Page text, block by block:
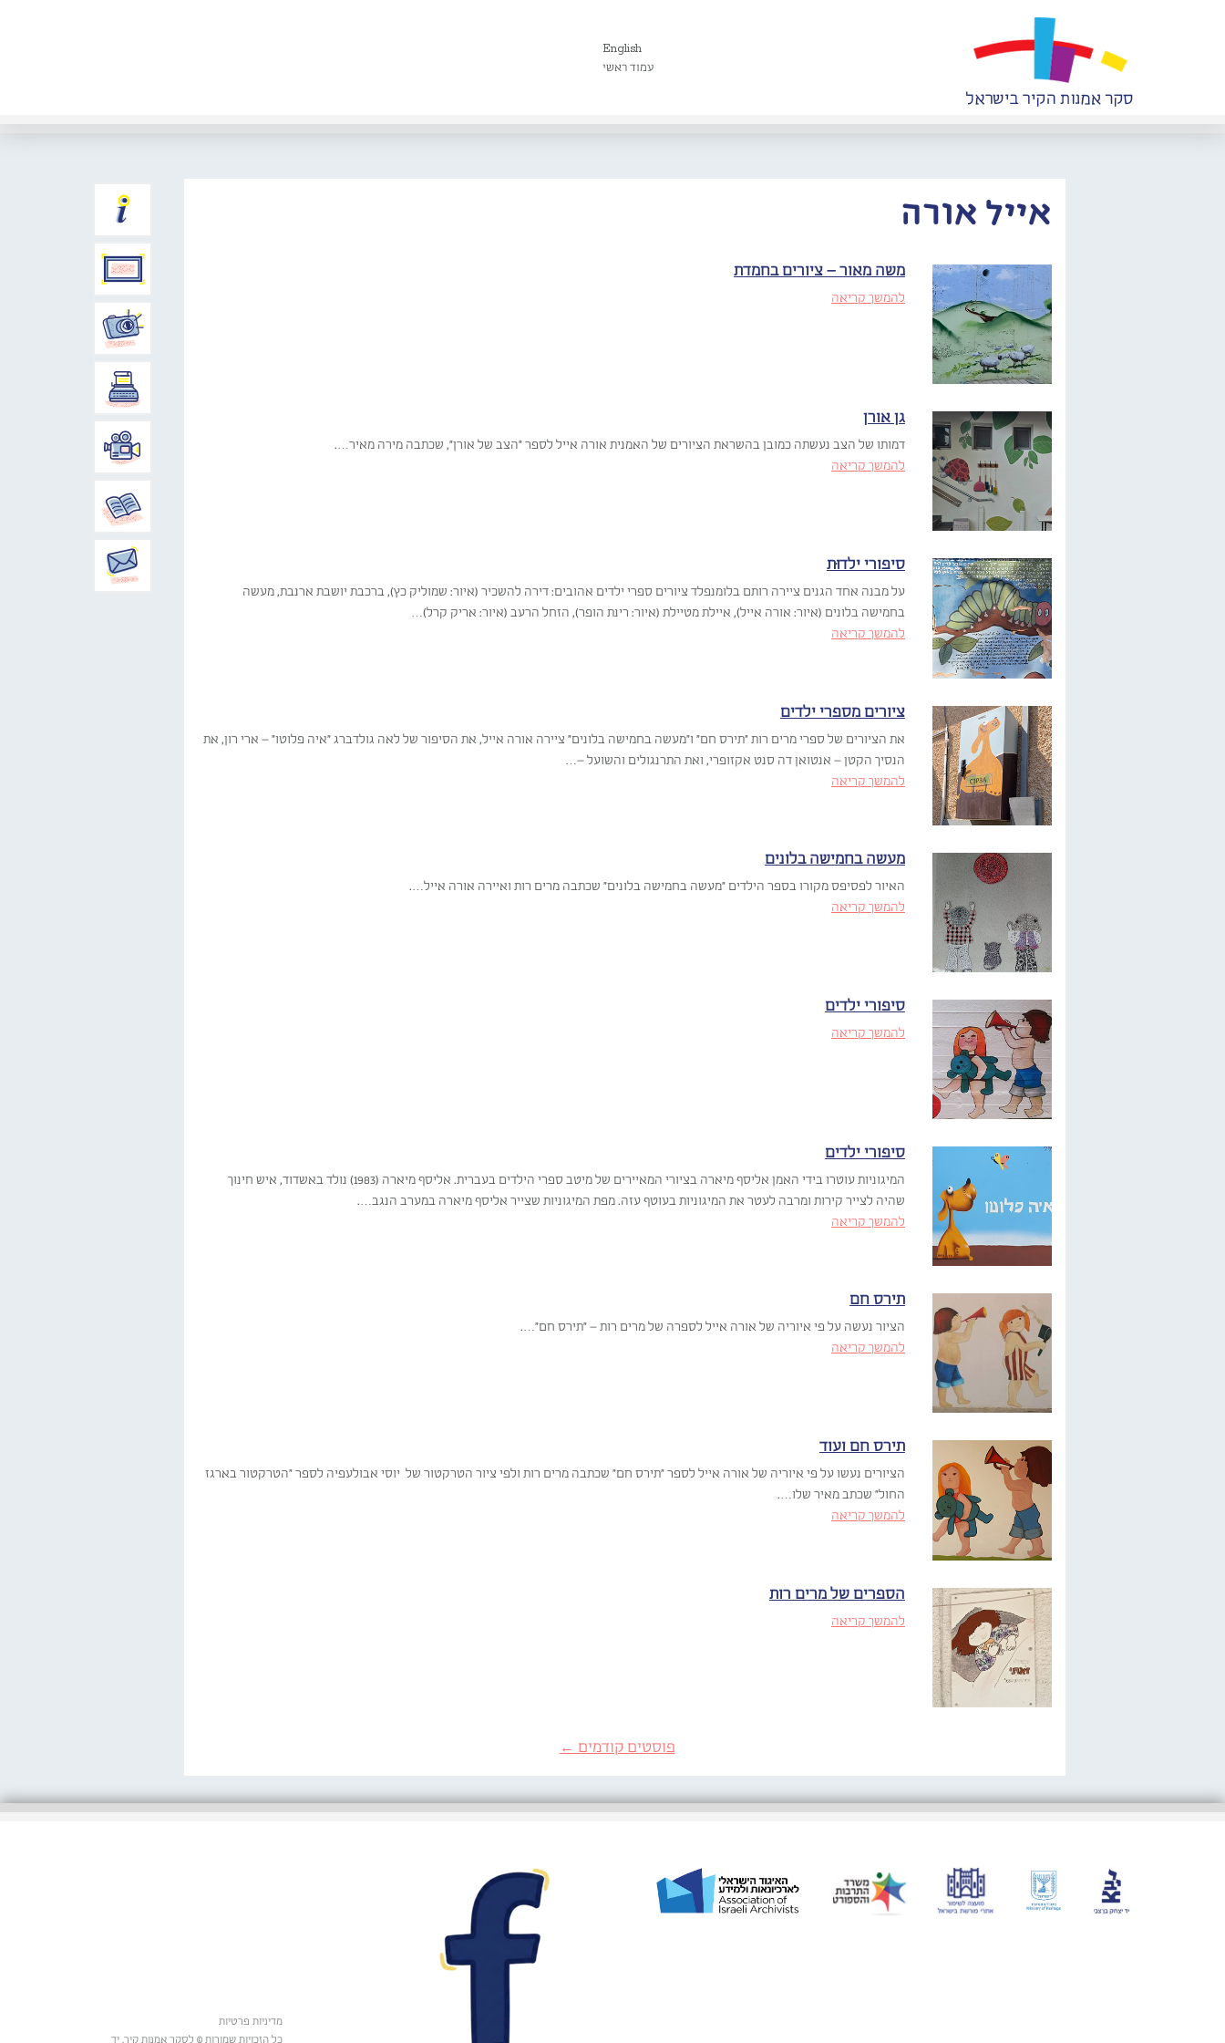
English
עמוד ראשי
אייל אורה
משה מאור – ציורים בחמדת
להמשך קריאה
גן אורן
דמותו של הצב נעשתה כמובן בהשראת הציורים של האמנית אורה אייל לספר "הצב של אורן", שכתבה מירה מאיר….
להמשך קריאה
סיפורי ילדוּת
על מבנה אחד הגנים ציירה רותם בלומנפלד ציורים ספרי ילדים אהובים: דירה להשכיר (איור: שמוליק כץ), ברכבת יושבת ארנבת, מעשה
בחמישה בלונים (איור: אורה אייל), איילת מטיילת (איור: רינת הופר), הזחל הרעב (איור: אריק קרל)…
להמשך קריאה
ציורים מספרי ילדים
את הציורים של ספרי מרים רות "תירס חם" ו"מעשה בחמישה בלונים" ציירה אורה אייל, את הסיפור של לאה גולדברג "איה פלוטו" – ארי רון, את
הנסיך הקטן – אנטואן דה סנט אקזופרי, ואת התרנגולים והשועל –…
להמשך קריאה
מעשה בחמישה בלונים
האיור לפסיפס מקורו בספר הילדים "מעשה בחמישה בלונים" שכתבה מרים רות ואיירה אורה אייל….
להמשך קריאה
סיפורי ילדים
להמשך קריאה
סיפורי ילדים
המיגוניות עוטרו בידי האמן אליסף מיארה בציורי המאיירים של מיטב ספרי הילדים בעברית. אליסף מיארה (1983) נולד באשדוד, איש חינוך
שהיה לצייר קירות ומרבה לעטר את המיגוניות בעוטף עזה. מפת המיגוניות שצייר אליסף מיארה במערב הנגב….
להמשך קריאה
תירס חם
הציור נעשה על פי איוריה של אורה אייל לספרה של מרים רות – "תירס חם"….
להמשך קריאה
תירס חם ועוד
הציורים נעשו על פי איוריה של אורה אייל לספר "תירס חם" שכתבה מרים רות ולפי ציור הטרקטור של יוסי אבולעפיה לספר "הטרקטור בארגז
החול" שכתב מאיר שלו….
להמשך קריאה
הספרים של מרים רות
להמשך קריאה
פוסטים קודמים ←
מדיניות פרטיות
כל הזכויות שמורות © לסקר אמנות קיר, יד